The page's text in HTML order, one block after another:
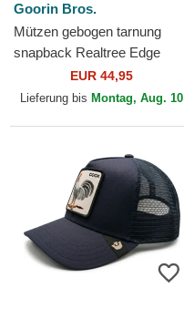
Goorin Bros.
Mützen gebogen tarnung
snapback Realtree Edge
Represent Eagle The Farm
Goorin Bros.
EUR 44,95
Lieferung bis Montag, Aug. 10